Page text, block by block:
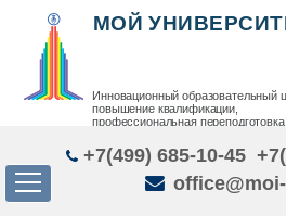
МОЙ
Инновационный образовательный
повышение квалификации,
профессиональная переподготовка,
+7(499) 685-10-45